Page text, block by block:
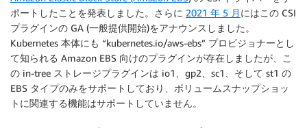
ポートしたことを発表しました。さらに 2021 年 5 月 にはこの CSI
プラグインの GA (一般提供開始)をアナウンスしました。
Kubernetes 本体にも “kubernetes.io/aws-ebs” プロビジョナーとし
て知られる Amazon EBS 向けのプラグインが存在しましたが、こ
の in-tree ストレージプラグインは io1、gp2、sc1、そして st1 の
EBS タイプのみをサポートしており、ボリュームスナップショッ
トに関連する機能はサポートしていません。